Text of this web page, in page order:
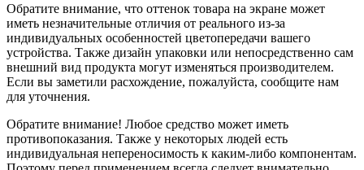
Обратите внимание, что оттенок товара на экране может
иметь незначительные отличия от реального из-за
индивидуальных особенностей цветопередачи вашего
устройства. Также дизайн упаковки или непосредственно сам
внешний вид продукта могут изменяться производителем.
Если вы заметили расхождение, пожалуйста, сообщите нам
для уточнения.
Обратите внимание! Любое средство может иметь
противопоказания. Также у некоторых людей есть
индивидуальная непереносимость к каким-либо компонентам.